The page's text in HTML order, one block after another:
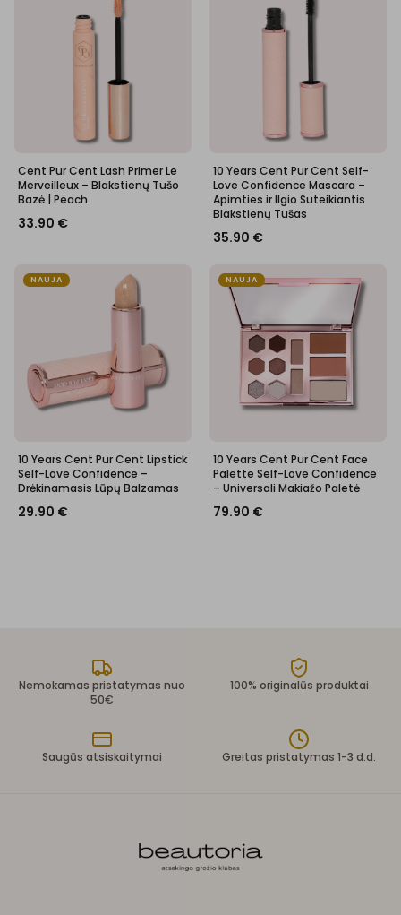
Cent Pur Cent Lash Primer Le
Merveilleux – Blakstienų Tušo
Bazė | Peach
33.90 €
10 Years Cent Pur Cent Self-
Love Confidence Mascara –
Apimties ir Ilgio Suteikiantis
Blakstienų Tušas
35.90 €
NAUJA
10 Years Cent Pur Cent Lipstick
Self-Love Confidence –
Drėkinamasis Lūpų Balzamas
29.90 €
NAUJA
10 Years Cent Pur Cent Face
Palette Self-Love Confidence
– Universali Makiažo Paletė
79.90 €
Nemokamas pristatymas nuo
50€
100% originalūs produktai
Saugūs atsiskaitymai Greitas pristatymas 1-3 d.d.